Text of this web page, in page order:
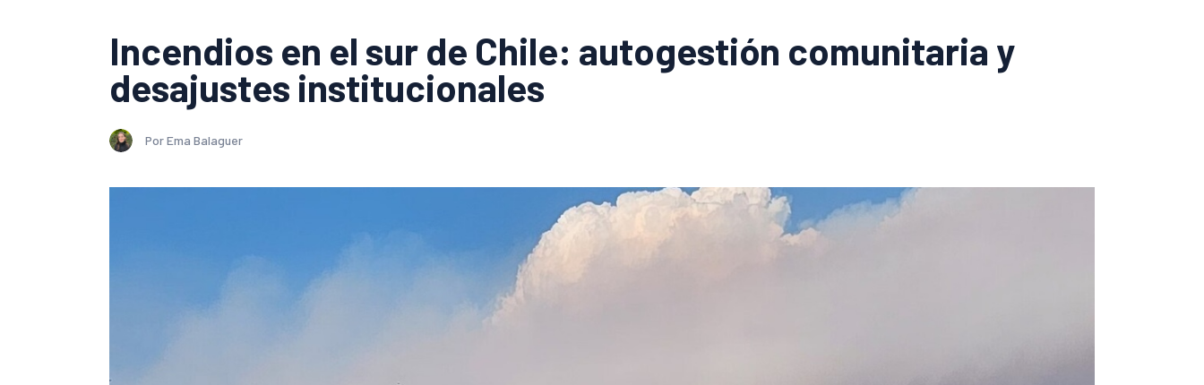
Incendios en el sur de Chile: autogestión comunitaria y
desajustes institucionales
Por Ema Balaguer